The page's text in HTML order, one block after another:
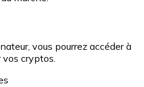
vous pourrez accéder à
cryptos.